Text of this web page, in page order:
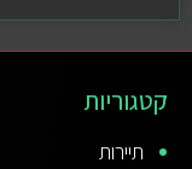
קטגוריות
תיירות